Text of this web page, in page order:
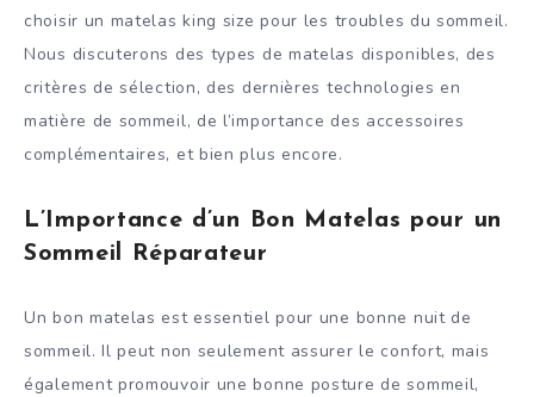
choisir un matelas king size pour les troubles du sommeil.
Nous discuterons des types de matelas disponibles, des
critères de sélection, des dernières technologies en
matière de sommeil, de l’importance des accessoires
complémentaires, et bien plus encore.
L’Importance d’un Bon Matelas pour un
Sommeil Réparateur
Un bon matelas est essentiel pour une bonne nuit de
sommeil. Il peut non seulement assurer le confort, mais
également promouvoir une bonne posture de sommeil,